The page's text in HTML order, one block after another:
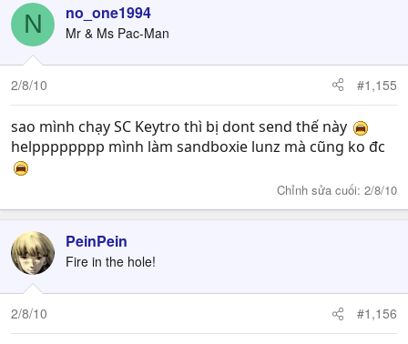
N no_one1994
Mr & Ms Pac-Man
2/8/10 #1,155
sao mình chạy SC Keytro thì bị dont send thế này
helpppppppp mình làm sandboxie lunz mà cũng ko đc
Chỉnh sửa cuối: 2/8/10
PeinPein
Fire in the hole!
2/8/10 #1,156